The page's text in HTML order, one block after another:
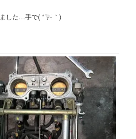
した…手で( *´艸｀)